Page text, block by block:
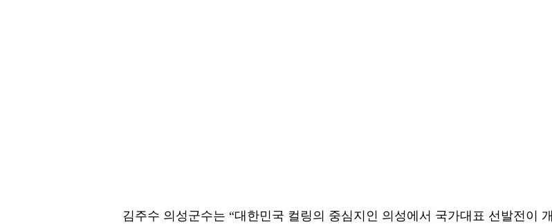
김주수 의성군수는 “대한민국 컬링의 중심지인 의성에서 국가대표 선발전이 개